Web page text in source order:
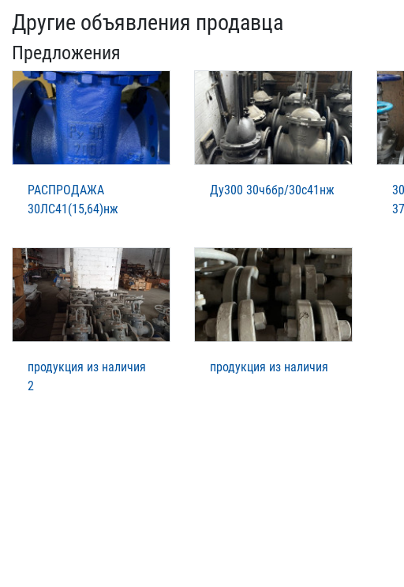
Другие объявления продавца
Предложения
РАСПРОДАЖА
30ЛС41(15,64)нж
Ду300 30ч6бр/30с41нж
продукция из наличия
2
продукция из наличия